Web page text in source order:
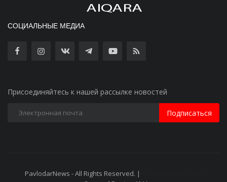
СОЦИАЛЬНЫЕ МЕДИА
Присоединяйтесь к нашей рассылке новостей
Подписаться
PavlodarNews - All Rights Reserved. |